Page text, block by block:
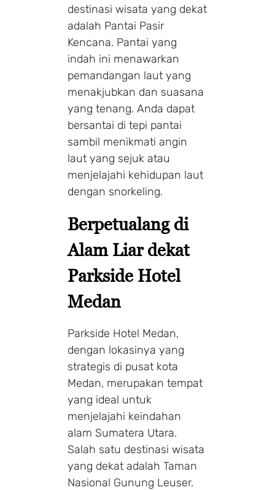
destinasi wisata yang dekat
adalah Pantai Pasir
Kencana. Pantai yang
indah ini menawarkan
pemandangan laut yang
menakjubkan dan suasana
yang tenang. Anda dapat
bersantai di tepi pantai
sambil menikmati angin
laut yang sejuk atau
menjelajahi kehidupan laut
dengan snorkeling.
Berpetualang di
Alam Liar dekat
Parkside Hotel
Medan
Parkside Hotel Medan,
dengan lokasinya yang
strategis di pusat kota
Medan, merupakan tempat
yang ideal untuk
menjelajahi keindahan
alam Sumatera Utara.
Salah satu destinasi wisata
yang dekat adalah Taman
Nasional Gunung Leuser.